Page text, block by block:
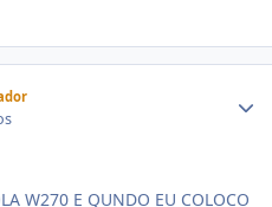
W270 E QUNDO EU COLOCO